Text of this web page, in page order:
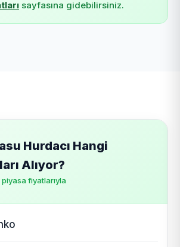
sayfasına gidebilirsiniz.
Hurdacı Hangi
Alıyor?
piyasa fiyatlarıyla